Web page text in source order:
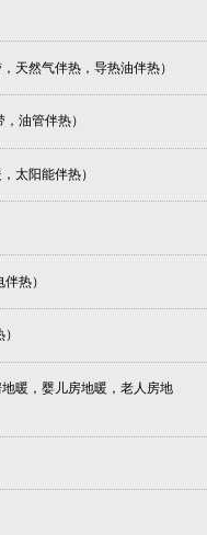
天然气伴热，导热油伴热）
油管伴热）
太阳能伴热）
热）
暖，婴儿房地暖，老人房地